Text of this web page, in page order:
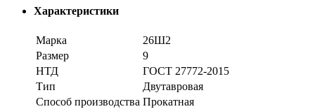
Характеристики
Марка
26Ш2
Размер
9
НТД
ГОСТ 27772-2015
Тип
Двутавровая
Способ производства Прокатная